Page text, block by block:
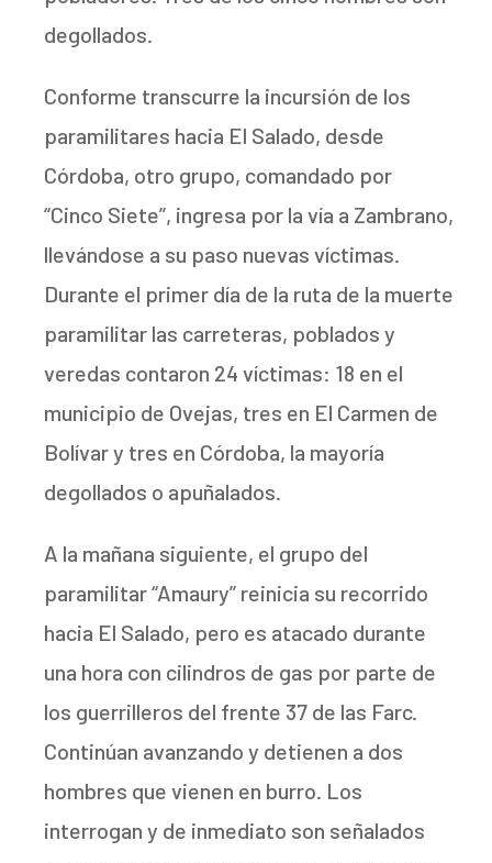
degollados.
Conforme transcurre la incursión de los
paramilitares hacia El Salado, desde
Córdoba, otro grupo, comandado por
“Cinco Siete”, ingresa por la vía a Zambrano,
llevándose a su paso nuevas víctimas.
Durante el primer día de la ruta de la muerte
paramilitar las carreteras, poblados y
veredas contaron 24 víctimas: 18 en el
municipio de Ovejas, tres en El Carmen de
Bolívar y tres en Córdoba, la mayoría
degollados o apuñalados.
A la mañana siguiente, el grupo del
paramilitar “Amaury” reinicia su recorrido
hacia El Salado, pero es atacado durante
una hora con cilindros de gas por parte de
los guerrilleros del frente 37 de las Farc.
Continúan avanzando y detienen a dos
hombres que vienen en burro. Los
interrogan y de inmediato son señalados